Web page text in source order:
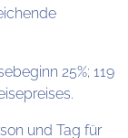
25%; 119
und Tag für